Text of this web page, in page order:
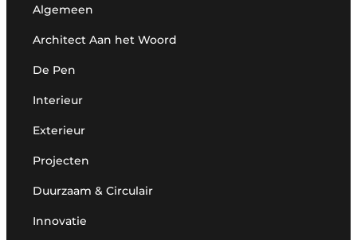
Algemeen
Architect Aan het Woord
De Pen
Interieur
Exterieur
Projecten
Duurzaam & Circulair
Innovatie